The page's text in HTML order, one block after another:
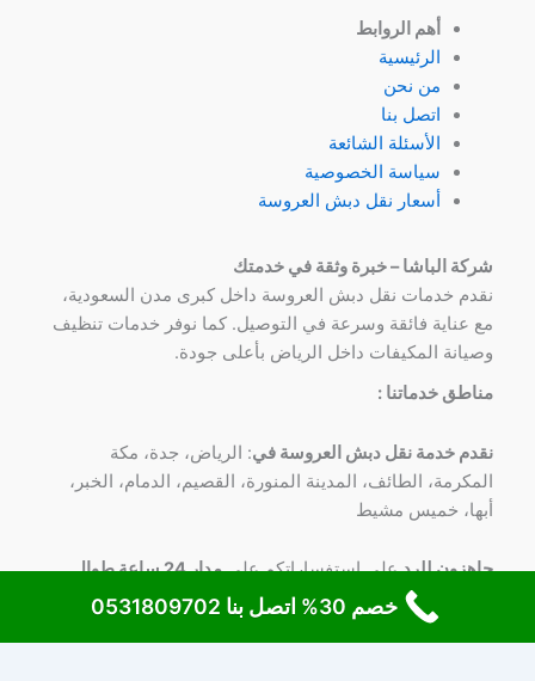
أهم الروابط
الرئيسية
من نحن
اتصل بنا
الأسئلة الشائعة
سياسة الخصوصية
أسعار نقل دبش العروسة
شركة الباشا – خبرة وثقة في خدمتك
نقدم خدمات نقل دبش العروسة داخل كبرى مدن السعودية،
مع عناية فائقة وسرعة في التوصيل. كما نوفر خدمات تنظيف
وصيانة المكيفات داخل الرياض بأعلى جودة.
مناطق خدماتنا :
نقدم خدمة نقل دبش العروسة في: الرياض، جدة، مكة
المكرمة، الطائف، المدينة المنورة، القصيم، الدمام، الخبر،
أبها، خميس مشيط
جاهزون للردعلي استفساراتكم علي
مدار 24 ساعة طوال
علي رقم 0531809702
خصم 30% اتصل بنا 0531809702